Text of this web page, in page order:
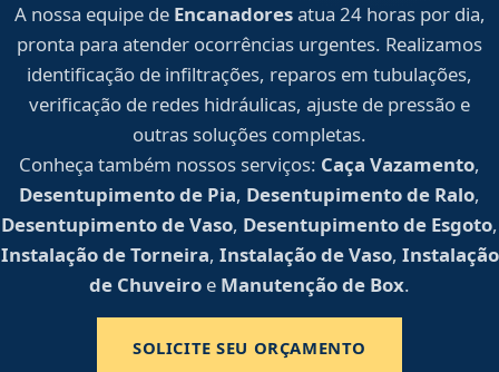
A nossa equipe de Encanadoresatua 24 horas por dia,
pronta para atender ocorrências urgentes. Realizamos
identificação de infiltrações, reparos em tubulações,
verificação de redes hidráulicas, ajuste de pressão e
outras soluções completas.
Conheça também nossos serviços: Caça Vazamento,
Desentupimento de Pia, Desentupimento de Ralo,
Desentupimento de Vaso, Desentupimento de Esgoto,
Instalação de Torneira, Instalação de Vaso, Instalação
de Chuveiro e Manutenção de Box.
SOLICITE SEU ORÇAMENTO